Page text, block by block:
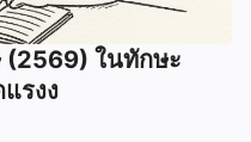
ในทักษะ
รงง